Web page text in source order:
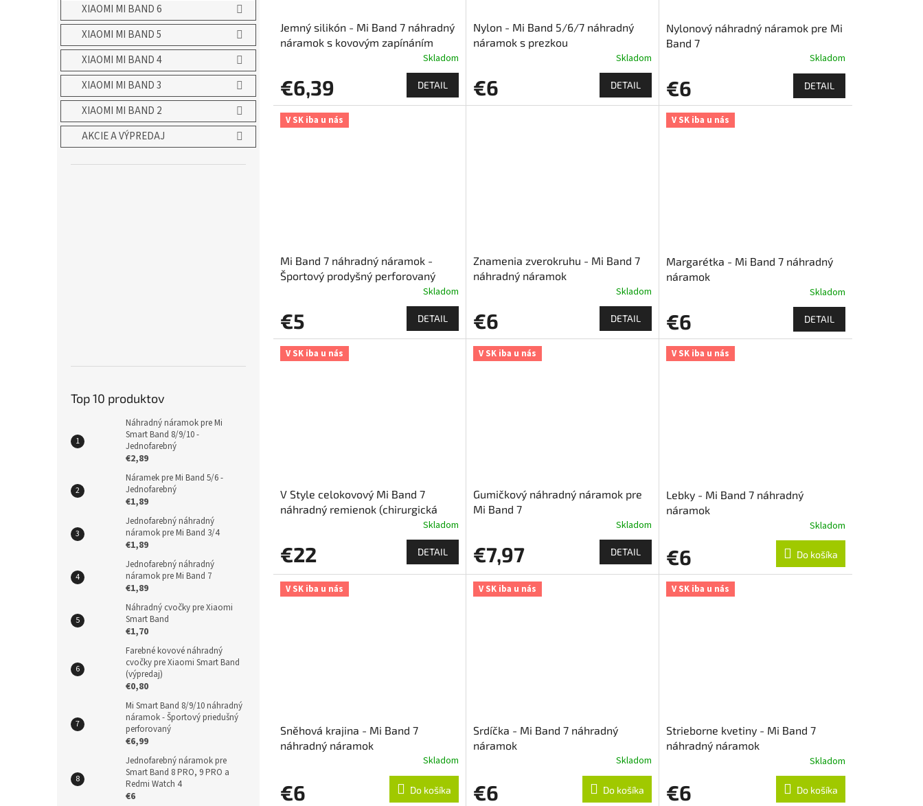
XIAOMI MI BAND 6
XIAOMI MI BAND 5
XIAOMI MI BAND 4
XIAOMI MI BAND 3
XIAOMI MI BAND 2
AKCIE A VÝPREDAJ
Top 10 produktov
Náhradný náramok pre Mi
Smart Band 8/9/10 -
Jednofarebný
€2,89
Náramek pre Mi Band 5/6 -
Jednofarebný
€1,89
Jednofarebný náhradný
náramok pre Mi Band 3/4
€1,89
Jednofarebný náhradný
náramok pre Mi Band 7
€1,89
Náhradný cvočky pre Xiaomi
Smart Band
€1,70
Farebné kovové náhradný
cvočky pre Xiaomi Smart Band
(výpredaj)
€0,80
Mi Smart Band 8/9/10 náhradný
náramok - Športový priedušný
perforovaný
€6,99
Jednofarebný náramok pre
Smart Band 8 PRO, 9 PRO a
Redmi Watch 4
€6
Jemný silikón - Mi Band 7 náhradný
náramok s kovovým zapínáním
Skladom
€6,39 DETAIL
Nylon - Mi Band 5/6/7 náhradný
náramok s prezkou
Skladom
€6 DETAIL
Nylonový náhradný náramok pre Mi
Band 7
Skladom
€6 DETAIL
V SK iba u nás
Mi Band 7 náhradný náramok -
Športový prodyšný perforovaný
Skladom
€5 DETAIL
Znamenia zverokruhu - Mi Band 7
náhradný náramok
Skladom
€6 DETAIL
V SK iba u nás
Margarétka - Mi Band 7 náhradný
náramok
Skladom
€6 DETAIL
V SK iba u nás
V Style celokovový Mi Band 7
náhradný remienok (chirurgická
Skladom
€22 DETAIL
V SK iba u nás
Gumičkový náhradný náramok pre
Mi Band 7
Skladom
€7,97 DETAIL
V SK iba u nás
Lebky - Mi Band 7 náhradný
náramok
Skladom
€6 Do košíka
V SK iba u nás
Sněhová krajina - Mi Band 7
náhradný náramok
Skladom
€6 Do košíka
V SK iba u nás
Srdíčka - Mi Band 7 náhradný
náramok
Skladom
€6 Do košíka
V SK iba u nás
Strieborne kvetiny - Mi Band 7
náhradný náramok
Skladom
€6 Do košíka